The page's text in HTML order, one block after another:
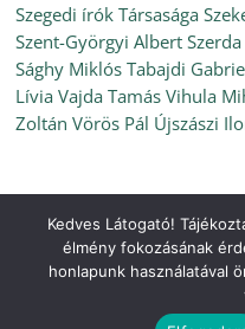
Szegedi írók Társasága
Szent-Györgyi Albert
Sághy Miklós Tabajdi
Lívia Vajda Tamás Vihula
Zoltán Vörös Pál Újszászi
Copyright © 2026Ünnepi
All
by
Kedves Látogató!
élmény fokozásának
honlapunk használatával